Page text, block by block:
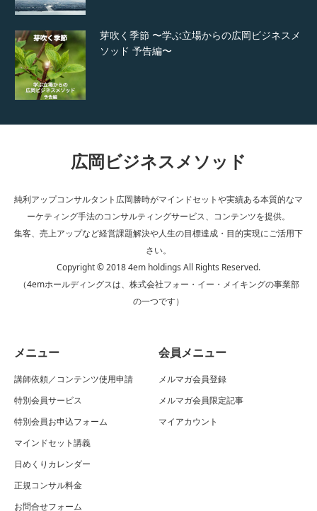
芽吹く季節 〜学ぶ立場からの広岡ビジネスメ
ソッド 予告編〜
広岡ビジネスメソッド
純利アップコンサルタント広岡勝時がマインドセットや実績ある本質的なマ
ーケティング手法のコンサルティングサービス、コンテンツを提供。
集客、売上アップなど経営課題解決や人生の目標達成・目的実現にご活用下
さい。
Copyright © 2018 4em holdings All Rights Reserved.
（4emホールディングスは、株式会社フォー・イー・メイキングの事業部
の一つです）
メニュー
講師依頼／コンテンツ使用申請
特別会員サービス
特別会員お申込フォーム
マインドセット講義
日めくりカレンダー
正規コンサル料金
お問合せフォーム
会員メニュー
メルマガ会員登録
メルマガ会員限定記事
マイアカウント